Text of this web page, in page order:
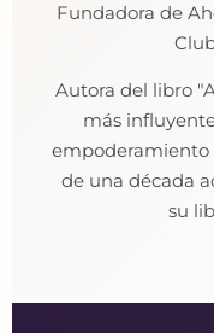
Fundadora de
Autora del libro
más
empoderamiento
de una década
su